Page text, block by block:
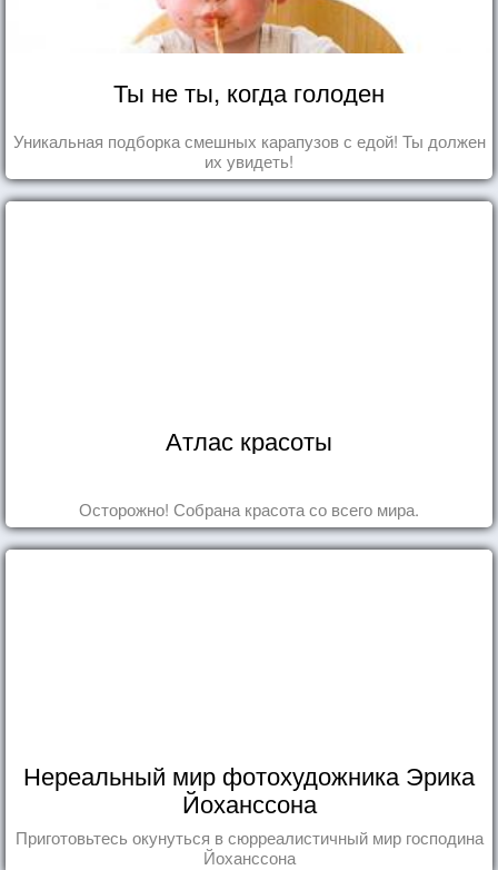
Ты не ты, когда голоден
Уникальная подборка смешных карапузов с едой! Ты должен
их увидеть!
Атлас красоты
Осторожно! Собрана красота со всего мира.
Нереальный мир фотохудожника Эрика
Йоханссона
Приготовьтесь окунуться в сюрреалистичный мир господина
Йоханссона